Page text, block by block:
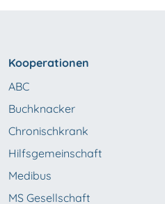
Kooperationen
ABC
Buchknacker
Chronischkrank
Hilfsgemeinschaft
Medibus
MS Gesellschaft